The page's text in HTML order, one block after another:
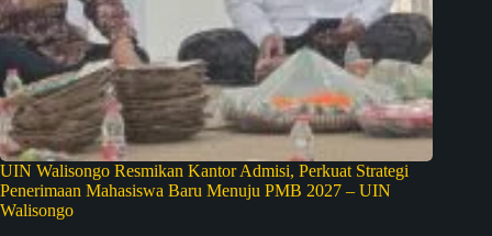
UIN Walisongo Resmikan Kantor Admisi, Perkuat Strategi
Penerimaan Mahasiswa Baru Menuju PMB 2027 – UIN
Walisongo